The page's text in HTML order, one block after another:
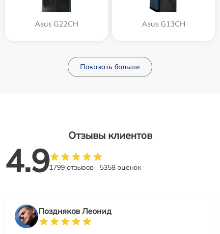
Asus G22CH Asus G13CH
Показать больше
Отзывы клиентов
4.91799 отзывов 5358 оценок
Поздняков Леонид